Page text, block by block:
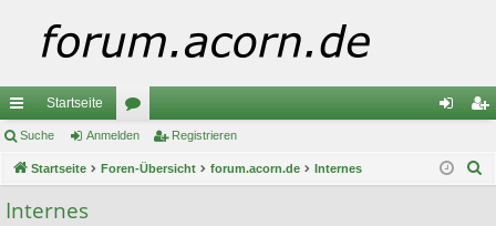
ch
ne
llz
Startseite
or
en m ist
Suche Anmelden Registrieren
Startseite Foren-Übersicht forum.acorn.de Internes
Internes